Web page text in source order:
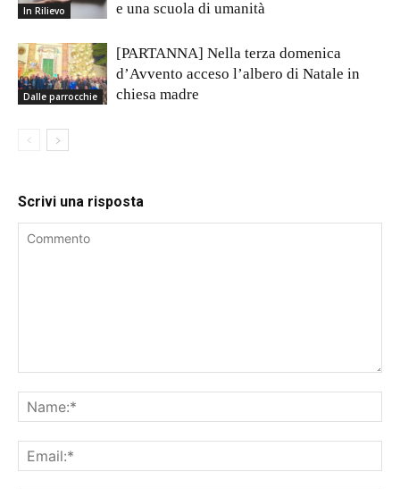
In Rilievo e una scuola di umanità
Dalle parrocchie
[PARTANNA] Nella terza domenica
d’Avvento acceso l’albero di Natale in
chiesa madre
Scrivi una risposta